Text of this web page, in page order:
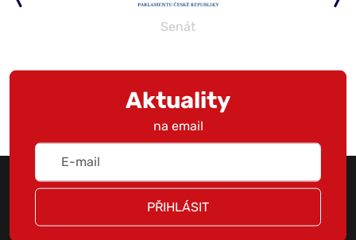
Senát
Aktuality
na email
PŘIHLÁSIT